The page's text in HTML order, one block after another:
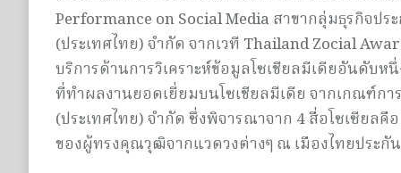
Performance on Social Media สาขากลุ่มธุรกิจปร
(ประเทศไทย) จำกัด จากเวที Thailand Zocial
บริการด้านการวิเคราะห์ข้อมูลโซเชียลมีเดียอันดับห
ที่ทำผลงานยอดเยี่ยมบนโซเชียลมีเดีย จากเกณฑ์กา
(ประเทศไทย) จำกัด ซึ่งพิจารณาจาก 4 สื่อโซเซียล
ของผู้ทรงคุณวุฒิจากแวดวงต่างๆ ณ เมืองไทยประกั